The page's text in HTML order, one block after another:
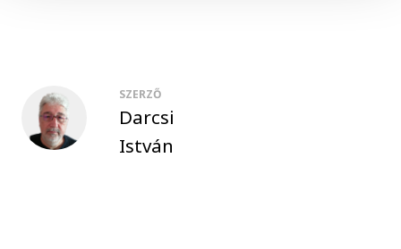
SZERZŐ
Darcsi
István